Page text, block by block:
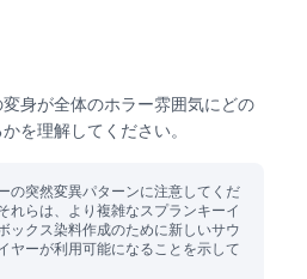
身が全体のホラー雰囲気にどの
を理解してください。
の突然変異パターンに注意してくだ
らは、より複雑なスプランキーイ
ックス染料作成のために新しいサウ
ヤーが利用可能になることを示して